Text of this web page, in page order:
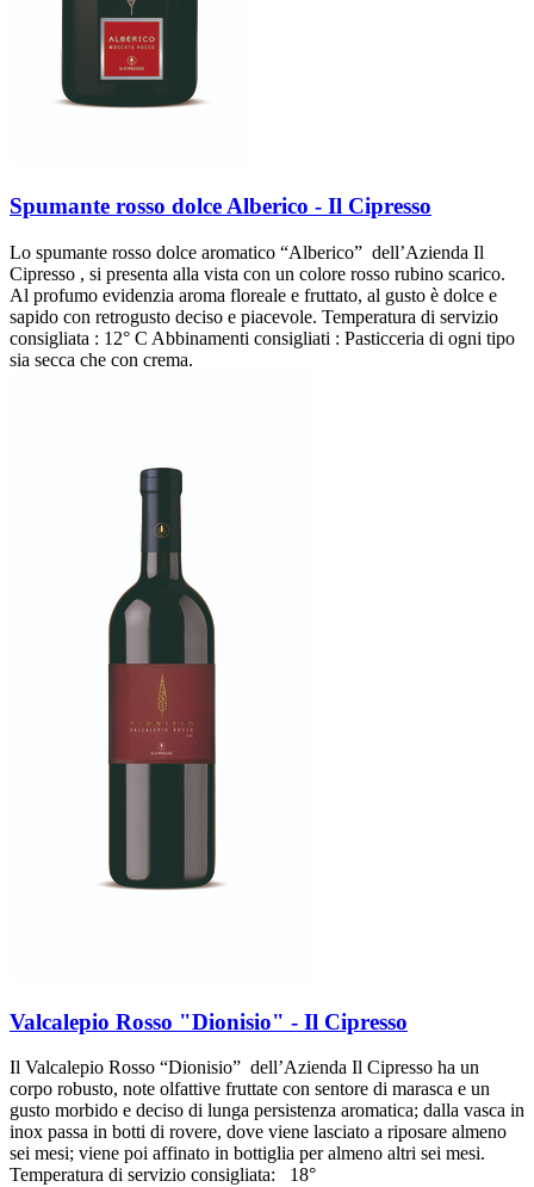
Spumante rosso dolce Alberico - Il Cipresso
Lo spumante rosso dolce aromatico “Alberico” dell’Azienda Il
Cipresso , si presenta alla vista con un colore rosso rubino scarico.
Al profumo evidenzia aroma floreale e fruttato, al gusto è dolce e
sapido con retrogusto deciso e piacevole. Temperatura di servizio
consigliata : 12° C Abbinamenti consigliati : Pasticceria di ogni tipo
sia secca che con crema.
Valcalepio Rosso "Dionisio" - Il Cipresso
Il Valcalepio Rosso “Dionisio” dell’Azienda Il Cipresso ha un
corpo robusto, note olfattive fruttate con sentore di marasca e un
gusto morbido e deciso di lunga persistenza aromatica; dalla vasca in
inox passa in botti di rovere, dove viene lasciato a riposare almeno
sei mesi; viene poi affinato in bottiglia per almeno altri sei mesi.
Temperatura di servizio consigliata: 18°